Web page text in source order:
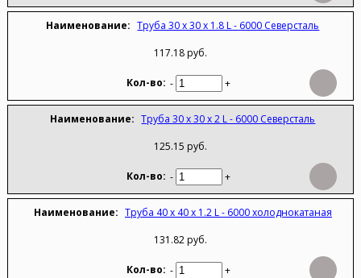
Труба 30 х 30 х 1.8 L - 6000 Северсталь
117.18 руб.
- +
Труба 30 х 30 х 2 L - 6000 Северсталь
125.15 руб.
- +
Труба 40 х 40 х 1.2 L - 6000 холоднокатаная
131.82 руб.
- +